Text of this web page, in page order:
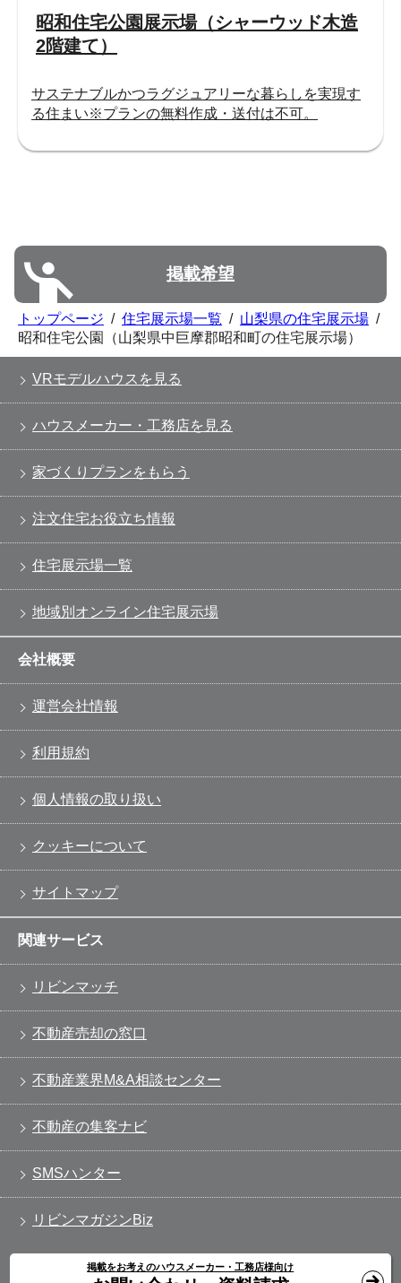
昭和住宅公園展示場（シャーウッド木造
2階建て）
サステナブルかつラグジュアリーな暮らしを実現す
る住まい※プランの無料作成・送付は不可。
掲載希望
トップページ / 住宅展示場一覧 / 山梨県の住宅展示場 /
昭和住宅公園（山梨県中巨摩郡昭和町の住宅展示場）
VRモデルハウスを見る
ハウスメーカー・工務店を見る
家づくりプランをもらう
注文住宅お役立ち情報
住宅展示場一覧
地域別オンライン住宅展示場
会社概要
運営会社情報
利用規約
個人情報の取り扱い
クッキーについて
サイトマップ
関連サービス
リビンマッチ
不動産売却の窓口
不動産業界M&A相談センター
不動産の集客ナビ
SMSハンター
リビンマガジンBiz
掲載をお考えのハウスメーカー・工務店様向け